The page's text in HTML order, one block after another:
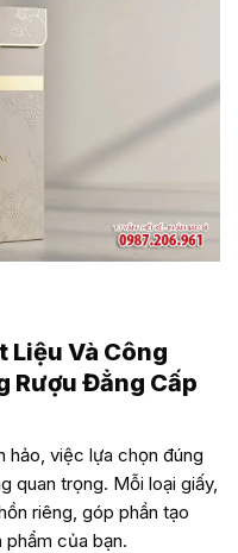
Liệu Và Công
Rượu Đẳng Cấp
việc lựa chọn đúng
quan trọng. Mỗi loại giấy,
riêng, góp phần tạo
của bạn.